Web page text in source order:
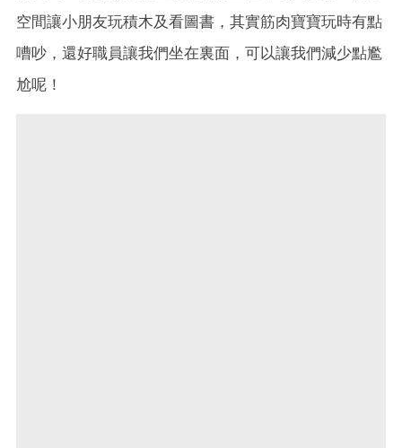
空間讓小朋友玩積木及看圖書，其實筋肉寶寶玩時有點
嘈吵，還好職員讓我們坐在裏面，可以讓我們減少點尷
尬呢！